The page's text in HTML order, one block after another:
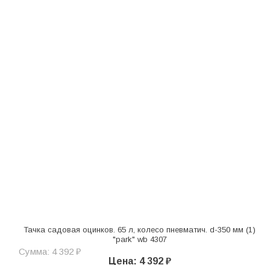
Тачка садовая оцинков. 65 л, колесо пневматич. d-350 мм (1)
"park" wb 4307
Сумма: 4 392 ₽
Цена: 4 392 ₽